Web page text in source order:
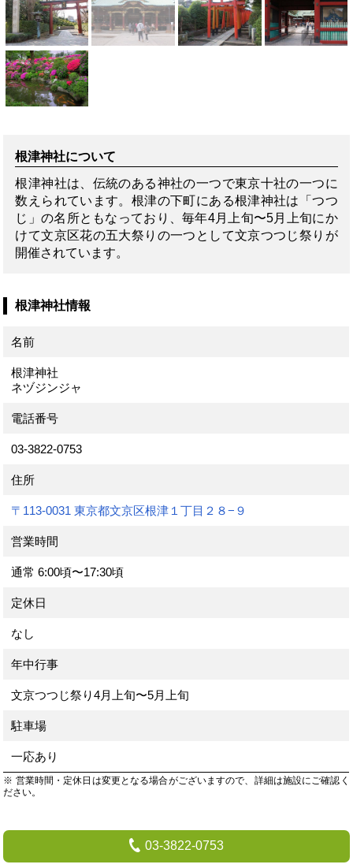
根津神社について
根津神社は、伝統のある神社の一つで東京十社の一つに
数えられています。根津の下町にある根津神社は「つつ
じ」の名所ともなっており、毎年4月上旬〜5月上旬にか
けて文京区花の五大祭りの一つとして文京つつじ祭りが
開催されています。
根津神社情報
名前
根津神社
ネヅジンジャ
電話番号
03-3822-0753
住所
〒113-0031 東京都文京区根津１丁目２８−９
営業時間
通常 6:00頃〜17:30頃
定休日
なし
年中行事
文京つつじ祭り4月上旬〜5月上旬
駐車場
一応あり
※ 営業時間・定休日は変更となる場合がございますので、詳細は施設にご確認く
ださい。
03-3822-0753